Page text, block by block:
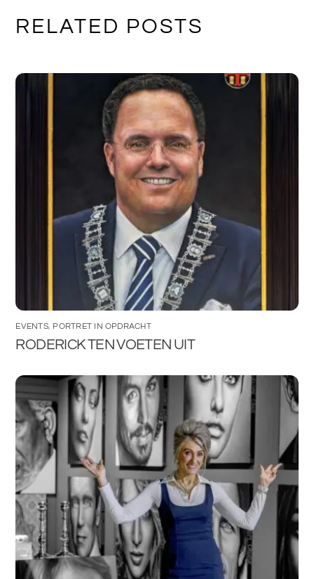
RELATED POSTS
EVENTS, PORTRET IN OPDRACHT
RODERICK TEN VOETEN UIT